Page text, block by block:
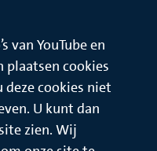
van YouTube en
plaatsen cookies
deze cookies niet
U kunt dan
zien. Wij